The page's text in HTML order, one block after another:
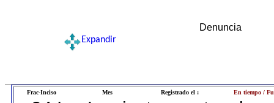
Denuncia
Expandir
Frac-Inciso Mes Registrado el : En tiempo /